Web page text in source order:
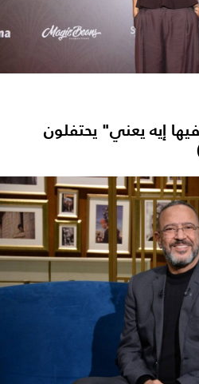
إيه يعني" يحتفلون